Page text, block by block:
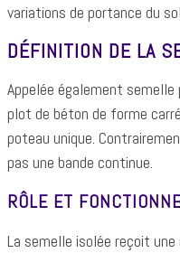
variations de portance du
DÉFINITION DE LA
Appelée également
plot de béton de forme
poteau unique.
pas une bande continue.
RÔLE ET
La semelle isolée reçoit